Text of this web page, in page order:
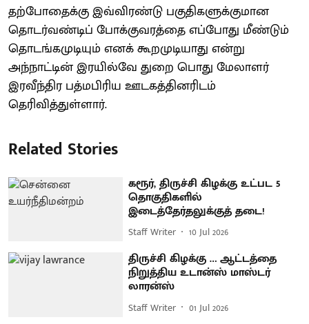
தற்போதைக்கு இவ்விரண்டு பகுதிகளுக்குமான
தொடர்வண்டிப் போக்குவரத்தை எப்போது மீண்டும்
தொடங்கமுடியும் எனக் கூறமுடியாது என்று
அந்நாட்டின் இரயில்வே துறை பொது மேலாளர்
இரவீந்திர பத்மபிரிய ஊடகத்தினரிடம்
தெரிவித்துள்ளார்.
Related Stories
கரூர், திருச்சி கிழக்கு உட்பட 5
தொகுதிகளில்
இடைத்தேர்தலுக்குத் தடை!
Staff Writer 10 Jul 2026
திருச்சி கிழக்கு … ஆட்டத்தை
நிறுத்திய உடான்ஸ் மாஸ்டர்
லாரன்ஸ்
Staff Writer 01 Jul 2026